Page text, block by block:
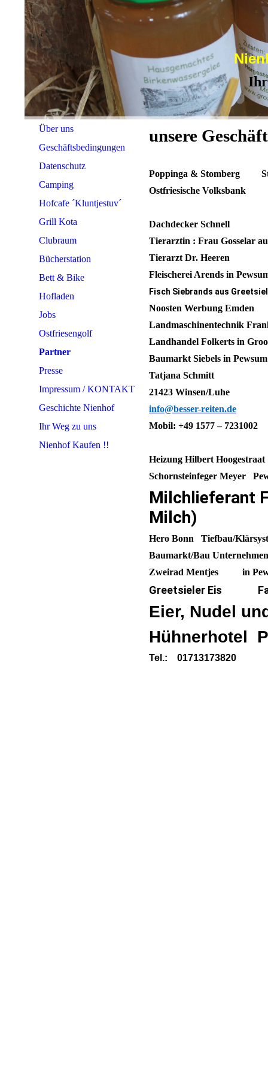
Ihr
Über uns
Geschäftsbedingungen
Datenschutz
Camping
Hofcafe ´Kluntjestuv´
Grill Kota
Clubraum
Bücherstation
Bett & Bike
Hofladen
Jobs
Ostfriesengolf
Partner
Presse
Impressum / KONTAKT
Geschichte Nienhof
Ihr Weg zu uns
Nienhof Kaufen !!
unsere
Poppinga & Stomberg
Ostfriesische
Dachdecker
Tierarztin : Frau Gosselar
Tierarzt Dr.
Fleischerei Arends in
Fisch Siebrands aus Greetsiel
Noosten Werbung Emden
Landmaschinentechnik
Landhandel Folkerts in
Baumarkt Siebels in Pewsum
Tatjana
21423 Winsen/Luhe
info@besser-reiten.de
Mobil: +49 1577 – 7231002
Heizung Hilbert
Schornsteinfeger
Milchlieferant
Milch)
Hero Bonn Tiefbau/
Baumarkt/Bau
Zweirad Mentjes
in
Greetsieler Eis
Eier, Nudel
Hühnerhotel
Tel.: 01713173820